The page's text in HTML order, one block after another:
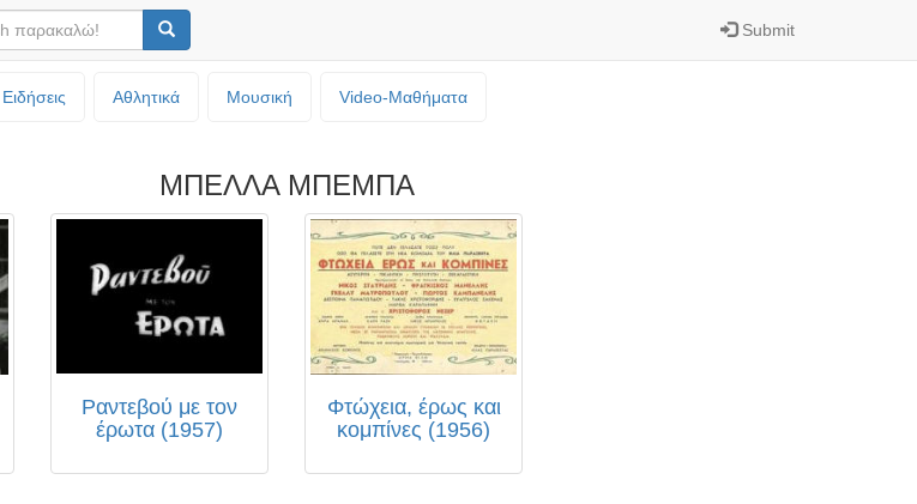
Submit
Ειδήσεις Αθλητικά Μουσική Video-Mαθήματα
ΜΠΕΛΛΑ ΜΠΕΜΠΑ
Ραντεβού με τον
έρωτα (1957)
Φτώχεια, έρως και
κομπίνες (1956)